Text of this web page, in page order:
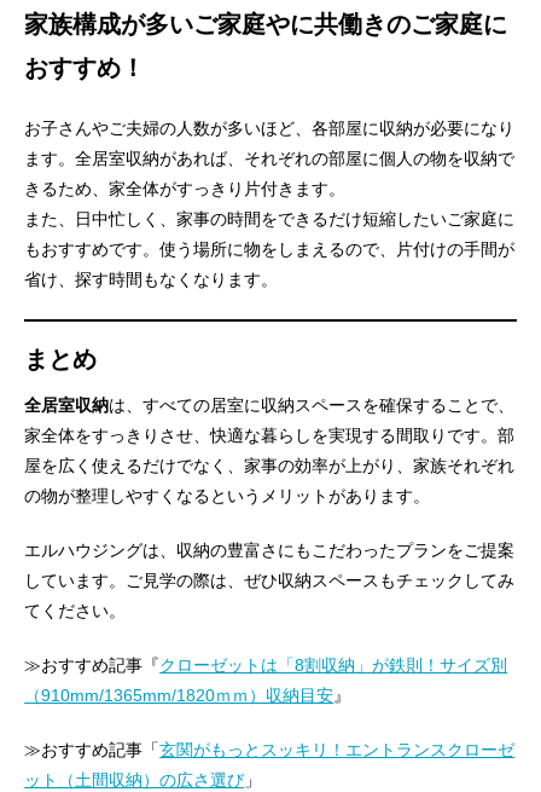
家族構成が多いご家庭やに共働きのご家庭に
おすすめ！
お子さんやご夫婦の人数が多いほど、各部屋に収納が必要になり
ます。全居室収納があれば、それぞれの部屋に個人の物を収納で
きるため、家全体がすっきり片付きます。
また、日中忙しく、家事の時間をできるだけ短縮したいご家庭に
もおすすめです。使う場所に物をしまえるので、片付けの手間が
省け、探す時間もなくなります。
まとめ
全居室収納は、すべての居室に収納スペースを確保することで、
家全体をすっきりさせ、快適な暮らしを実現する間取りです。部
屋を広く使えるだけでなく、家事の効率が上がり、家族それぞれ
の物が整理しやすくなるというメリットがあります。
エルハウジングは、収納の豊富さにもこだわったプランをご提案
しています。ご見学の際は、ぜひ収納スペースもチェックしてみ
てください。
≫おすすめ記事『クローゼットは「8割収納」が鉄則！サイズ別
（910mm/1365mm/1820ｍｍ）収納目安』
≫おすすめ記事「玄関がもっとスッキリ！エントランスクローゼ
ット（土間収納）の広さ選び 」